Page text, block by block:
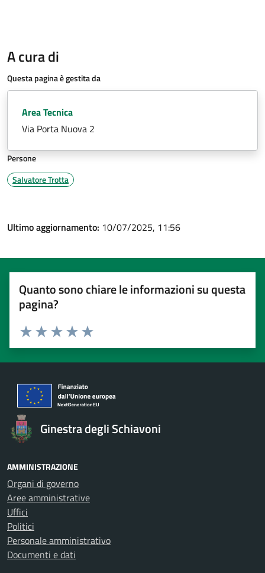
A cura di
Questa pagina è gestita da
Area Tecnica
Via Porta Nuova 2
Persone
Salvatore Trotta
Ultimo aggiornamento: 10/07/2025, 11:56
Quanto sono chiare le informazioni su questa
pagina?
Valuta 5 stelle su 5
Valuta 4 stelle su 5
Valuta 3 stelle su 5
Valuta 2 stelle su 5
Valuta 1 stelle su 5
Ginestra degli Schiavoni
AMMINISTRAZIONE
Organi di governo
Aree amministrative
Uffici
Politici
Personale amministrativo
Documenti e dati